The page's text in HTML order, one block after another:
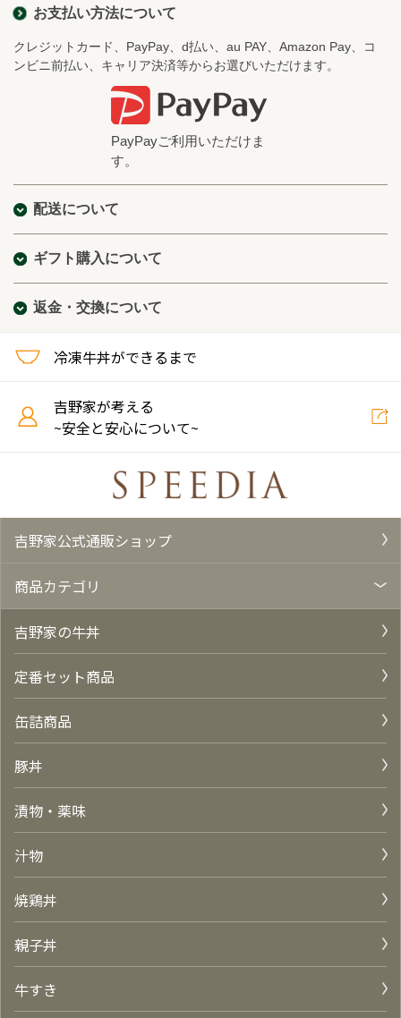
お支払い方法について
クレジットカード、PayPay、d払い、au PAY、Amazon Pay、コ
ンビニ前払い、キャリア決済等からお選びいただけます。
PayPayご利用いただけま
す。
配送について
ギフト購入について
返金・交換について
冷凍牛丼ができるまで
吉野家が考える
~安全と安心について~
吉野家公式通販ショップ
商品カテゴリ
吉野家の牛丼
定番セット商品
缶詰商品
豚丼
漬物・薬味
汁物
焼鶏丼
親子丼
牛すき